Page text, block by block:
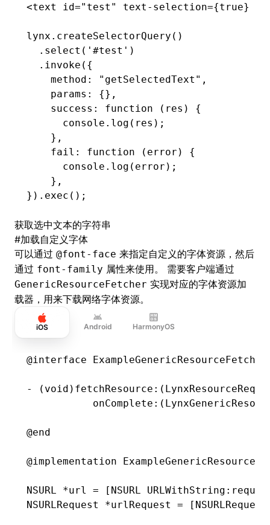
<text id="test" text - selection={true}
lynx .createSelectorQuery ()
  .select
( '#test' )
  .invoke
({
    method
: "getSelectedText" ,
    params
: {} ,
    success
: function (res) {
      console
.log (res);
    }
,
    fail
: function (error) {
      console
.log (error);
    }
,
}) .exec ();
获取选中文本的字符串
#加载自定义字体
可以通过 @font-face 来指定自定义的字体资源，然后
通过 font-family 属性来使用。 需要客户端通过
GenericResourceFetcher 实现对应的字体资源加
载器，用来下载网络字体资源。
iOS Android HarmonyOS
@interface ExampleGenericResourceFetcher
- ( void ) fetchResource :
           onComplete
:
@end
@implementation
NSURL *url = [ NSURL URLWithString :
NSURLRequest
*urlRequest = [ NSURLRequest